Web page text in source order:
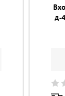
д-